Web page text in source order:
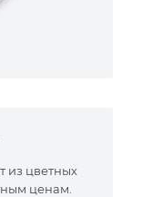
из цветных
ценам.